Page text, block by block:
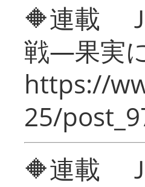
🔶連載
戦―果実
https://
25/
🔶連載